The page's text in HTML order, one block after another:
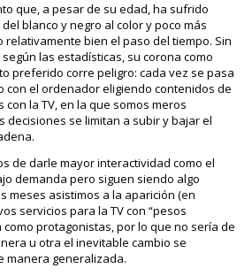
que, a pesar de su edad, ha sufrido
blanco y negro al color y poco más
relativamente bien el paso del tiempo. Sin
las estadísticas, su corona como
preferido corre peligro: cada vez se pasa
con el ordenador eligiendo contenidos de
la TV, en la que somos meros
decisiones se limitan a subir y bajar el
de darle mayor interactividad como el
demanda pero siguen siendo algo
meses asistimos a la aparición (en
servicios para la TV con “pesos
protagonistas, por lo que no sería de
u otra el inevitable cambio se
manera generalizada.